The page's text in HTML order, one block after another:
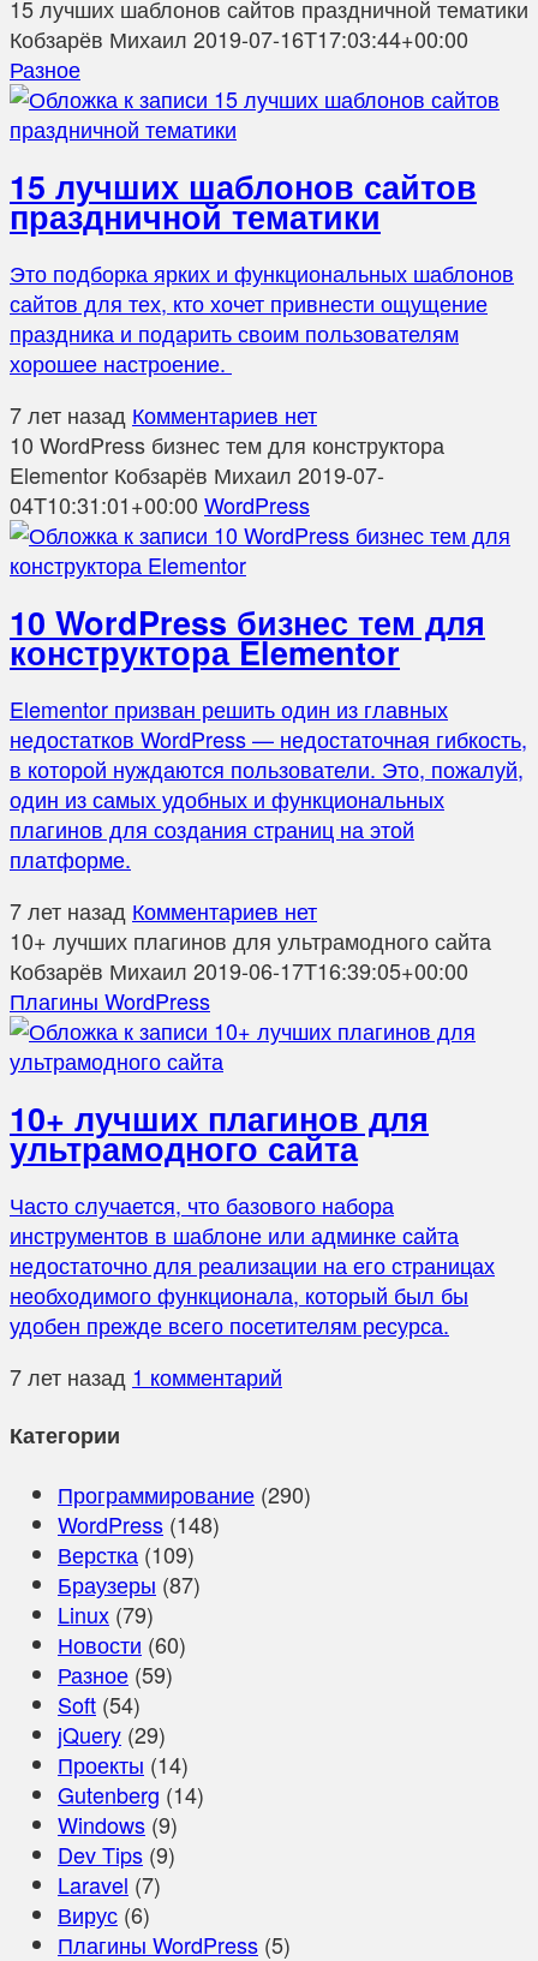
15 лучших шаблонов сайтов праздничной тематики
Кобзарёв Михаил 2019-07-16T17:03:44+00:00
Разное
15 лучших шаблонов сайтов
праздничной тематики
Это подборка ярких и функциональных шаблонов
сайтов для тех, кто хочет привнести ощущение
праздника и подарить своим пользователям
хорошее настроение.
7 лет назад Комментариев нет
10 WordPress бизнес тем для конструктора
Elementor Кобзарёв Михаил 2019-07-
04T10:31:01+00:00 WordPress
10 WordPress бизнес тем для
конструктора Elementor
Elementor призван решить один из главных
недостатков WordPress — недостаточная гибкость,
в которой нуждаются пользователи. Это, пожалуй,
один из самых удобных и функциональных
плагинов для создания страниц на этой
платформе.
7 лет назад Комментариев нет
10+ лучших плагинов для ультрамодного сайта
Кобзарёв Михаил 2019-06-17T16:39:05+00:00
Плагины WordPress
10+ лучших плагинов для
ультрамодного сайта
Часто случается, что базового набора
инструментов в шаблоне или админке сайта
недостаточно для реализации на его страницах
необходимого функционала, который был бы
удобен прежде всего посетителям ресурса.
7 лет назад 1 комментарий
Категории
Программирование (290)
WordPress (148)
Верстка (109)
Браузеры (87)
Linux (79)
Новости (60)
Разное (59)
Soft (54)
jQuery (29)
Проекты (14)
Gutenberg (14)
Windows (9)
Dev Tips (9)
Laravel (7)
Вирус (6)
Плагины WordPress (5)